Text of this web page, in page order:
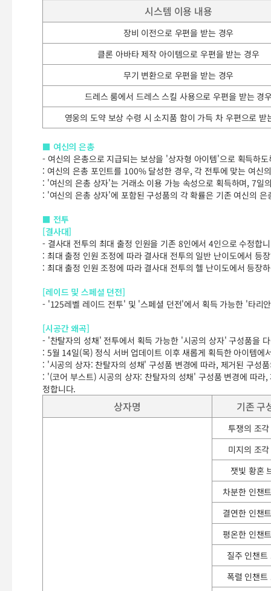
시스템 이용 내용
장비 이전으로 우편을 받는 경우
클론 아바타 제작 아이템으로 우편을 받는 경우
무기 변환으로 우편을 받는 경우
드레스 룸에서 드레스 스킬 사용으로 우편을 받는 경
영웅의 도약 보상 수령 시 소지품 함이 가득 차 우편으로 받
■ 여신의 은총
- 여신의 은총으로 지급되는 보상을 '상자형 아이템'으로 획득하
: 여신의 은총 포인트를 100% 달성한 경우, 각 전투에 맞는 여신
: '여신의 은총 상자'는 거래소 이용 가능 속성으로 획득하며, 7일
: '여신의 은총 상자'에 포함된 구성품의 각 확률은 기존 여신의
■ 전투
[결사대]
- 결사대 전투의 최대 출정 인원을 기존 8인에서 4인으로 수정합
: 최대 출정 인원 조정에 따라 결사대 전투의 일반 난이도에서 등
: 최대 출정 인원 조정에 따라 결사대 전투의 헬 난이도에서 등장
[레이드 및 스페셜 던전]
- '125레벨 레이드 전투' 및 '스페셜 던전'에서 획득 가능한 '타리
[시공간 왜곡]
- '찬탈자의 성채' 전투에서 획득 가능한 '시공의 상자' 구성품을
: 5월 14일(목) 정식 서버 업데이트 이후 새롭게 획득한 아이템에
: '시공의 상자: 찬탈자의 성채' 구성품 변경에 따라, 제거된 구성
: '(코어 부스트) 시공의 상자: 찬탈자의 성채' 구성품 변경에 따
정합니다.
상자명 기존 구
투쟁의 조
미지의 조
잿빛 황혼
차분한 인챈
결연한 인챈
평온한 인챈
질주 인챈트
폭렬 인챈트